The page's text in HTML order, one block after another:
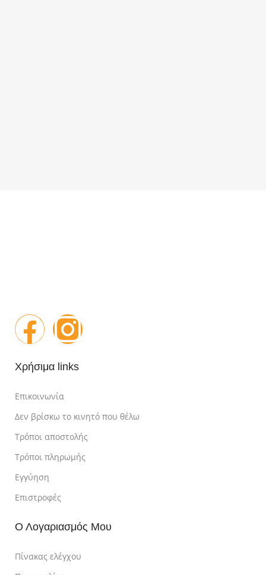
Χρήσιμα links
Επικοινωνία
Δεν βρίσκω το κινητό που θέλω
Τρόποι αποστολής
Τρόποι πληρωμής
Εγγύηση
Επιστροφές
Ο Λογαριασμός Μου
Πίνακας ελέγχου